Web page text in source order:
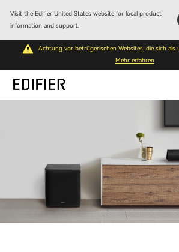
Visit the Edifier United States website for local product
information and support.
Achtung vor betrügerischen Websites, die sich als
Mehr erfahren